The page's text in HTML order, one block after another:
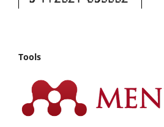
Tools